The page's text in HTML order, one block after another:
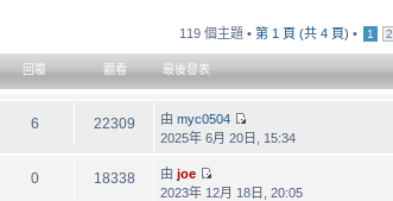
119 個主題 • 第 1 頁 (共 4 頁) • 1 2
回覆 觀看 最後發表
6 22309 由myc0504
2025年 6月 20日, 15:34
0 18338 由joe
2023年 12月 18日, 20:05